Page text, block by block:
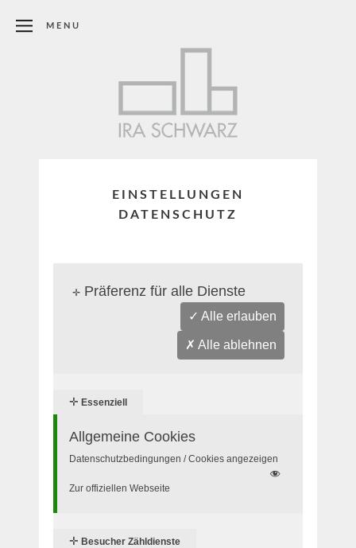
MENU
EINSTELLUNGEN
DATENSCHUTZ
✛ Präferenz für alle Dienste
✓ Alle erlauben
✗ Alle ablehnen
✛ Essenziell
Allgemeine Cookies
Datenschutzbedingungen / Cookies angezeigen
Zur offiziellen Webseite
✛ Besucher Zähldienste